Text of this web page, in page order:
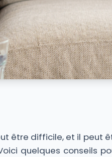
être difficile, et il peut
quelques conseils